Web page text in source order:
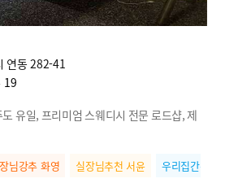
연동 282-41
19
유일, 프리미엄 스웨디시 전문 로드샵, 제
님강추 화영 실장님추천 서윤 우리집간판 수